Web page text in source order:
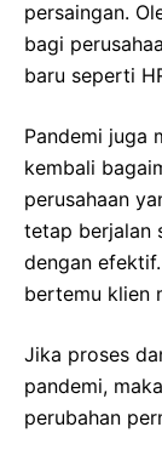
persaingan.
bagi
baru seperti
Pandemi juga
kembali
perusahaan
tetap berjalan
dengan
bertemu klien
Jika proses
pandemi,
perubahan